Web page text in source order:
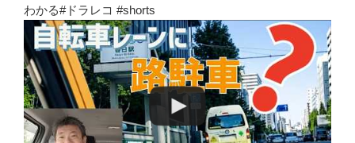
わかる#ドラレコ #shorts